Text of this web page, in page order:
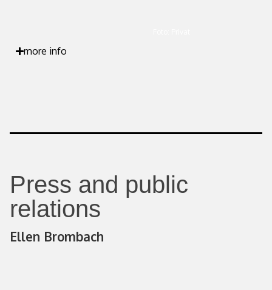
more info
Press and public
relations
Ellen Brombach